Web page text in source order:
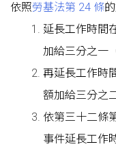
依照勞基法第 24 條
延長工作時間
加給三分之一
再延長工作時
額加給三分之
依第三十二條
事件延長工作